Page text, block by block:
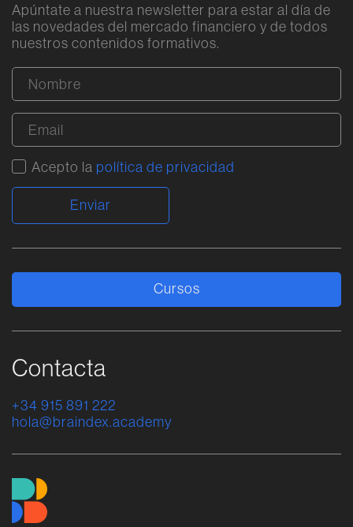
Apúntate a nuestra newsletter para estar al día de
las novedades del mercado financiero y de todos
nuestros contenidos formativos.
Acepto la política de privacidad
Contacta
+34 915 891 222
hola@braindex.academy
Cursos